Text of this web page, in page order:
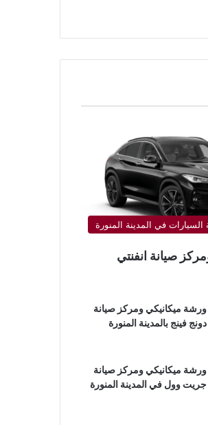
في المدينة المنورة
صيانة انفنتي
ورشة ميكانيكي ومركز صيانة
دونج فينج بالمدينة المنورة
ورشة ميكانيكي ومركز صيانة
جريت وول في المدينة المنورة